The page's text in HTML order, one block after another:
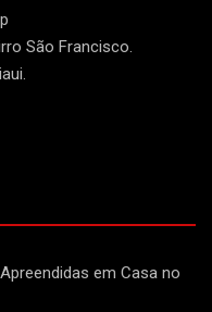
São Francisco.
em Casa no